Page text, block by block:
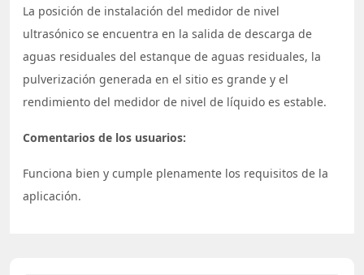
La posición de instalación del medidor de nivel
ultrasónico se encuentra en la salida de descarga de
aguas residuales del estanque de aguas residuales, la
pulverización generada en el sitio es grande y el
rendimiento del medidor de nivel de líquido es estable.
Comentarios de los usuarios:
Funciona bien y cumple plenamente los requisitos de la
aplicación.